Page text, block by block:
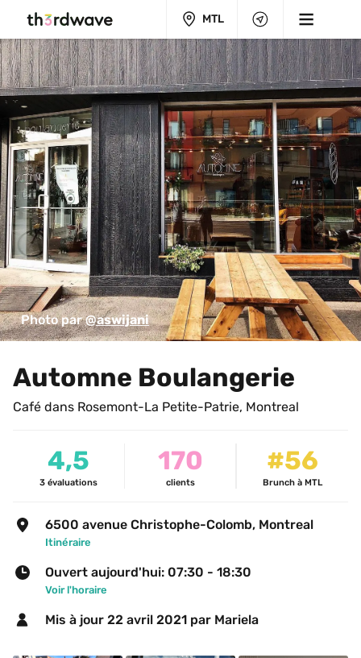
MTL
Photo par @aswijani
Automne Boulangerie
Café dans Rosemont-La Petite-Patrie, Montreal
4,5
3 évaluations
170
clients
#56
Brunch à MTL
6500 avenue Christophe-Colomb, Montreal
Itinéraire
Ouvert aujourd'hui: 07:30 - 18:30
Voir l'horaire
Mis à jour 22 avril 2021 par Mariela